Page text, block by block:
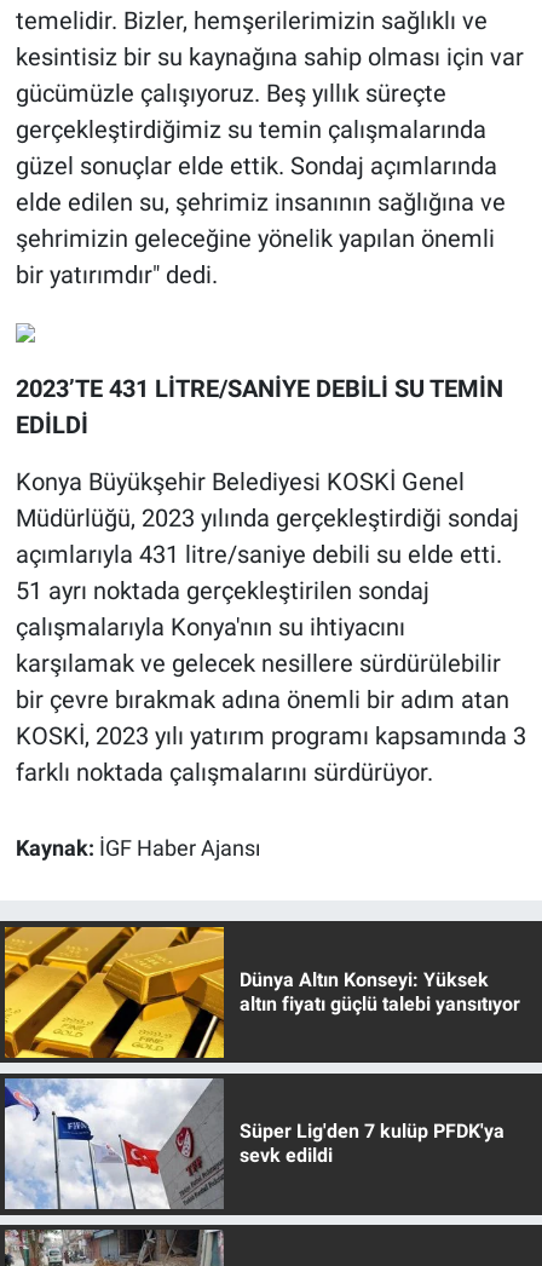
temelidir. Bizler, hemşerilerimizin sağlıklı ve
kesintisiz bir su kaynağına sahip olması için var
gücümüzle çalışıyoruz. Beş yıllık süreçte
gerçekleştirdiğimiz su temin çalışmalarında
güzel sonuçlar elde ettik. Sondaj açımlarında
elde edilen su, şehrimiz insanının sağlığına ve
şehrimizin geleceğine yönelik yapılan önemli
bir yatırımdır" dedi.
2023’TE 431 LİTRE/SANİYE DEBİLİ SU TEMİN
EDİLDİ
Konya Büyükşehir Belediyesi KOSKİ Genel
Müdürlüğü, 2023 yılında gerçekleştirdiği sondaj
açımlarıyla 431 litre/saniye debili su elde etti.
51 ayrı noktada gerçekleştirilen sondaj
çalışmalarıyla Konya'nın su ihtiyacını
karşılamak ve gelecek nesillere sürdürülebilir
bir çevre bırakmak adına önemli bir adım atan
KOSKİ, 2023 yılı yatırım programı kapsamında 3
farklı noktada çalışmalarını sürdürüyor.
Kaynak: İGF Haber Ajansı
Dünya Altın Konseyi: Yüksek
altın fiyatı güçlü talebi yansıtıyor
Süper Lig'den 7 kulüp PFDK'ya
sevk edildi